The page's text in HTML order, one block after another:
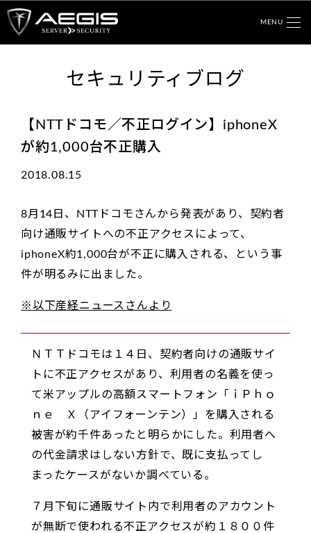
MENU
セキュリティブログ
【NTTドコモ／不正ログイン】iphoneX
が約1,000台不正購入
2018.08.15
8月14日、NTTドコモさんから発表があり、契約者
向け通販サイトへの不正アクセスによって、
iphoneX約1,000台が不正に購入される、という事
件が明るみに出ました。
※以下産経ニュースさんより
ＮＴＴドコモは１４日、契約者向けの通販サイ
トに不正アクセスがあり、利用者の名義を使っ
て米アップルの高額スマートフォン「ｉＰｈｏ
ｎｅ Ｘ（アイフォーンテン）」を購入される
被害が約千件あったと明らかにした。利用者へ
の代金請求はしない方針で、既に支払ってし
まったケースがないか調べている。
７月下旬に通販サイト内で利用者のアカウント
が無断で使われる不正アクセスが約１８００件